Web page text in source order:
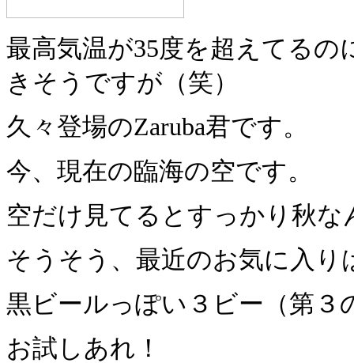
最高気温が35度を超えてる
きそうですが（笑）
久々登場のZaruba君です。
今、現在の臨海の空です。
空だけ見てるとすっかり秋な
そうそう、最近のお気に入り
黒ビールっぽい３ビー（第３
お試しあれ！